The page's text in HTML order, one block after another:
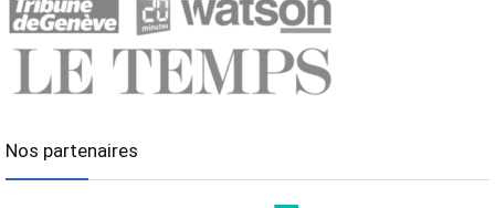
Nos partenaires